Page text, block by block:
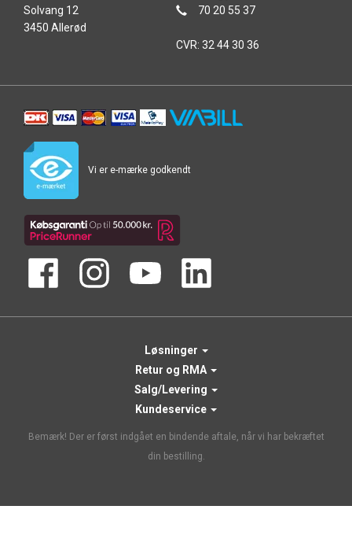
Solvang 12
3450 Allerød
70 20 55 37
CVR: 32 44 30 36
Vi er e-mærke godkendt
Løsninger
Retur og RMA
Salg/Levering
Kundeservice
Bemærk! Der er først indgået en bindende aftale, når vi har bekræftet
din bestilling.